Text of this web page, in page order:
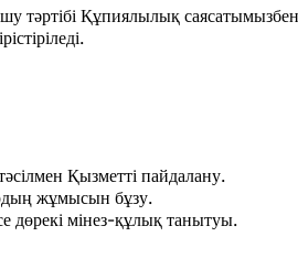
Құпиялылық
Қызметті пайдалану.
жұмысын бұзу.
дөрекі мінез-құлық танытуы.